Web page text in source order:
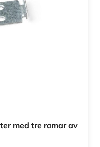
med tre ramar av